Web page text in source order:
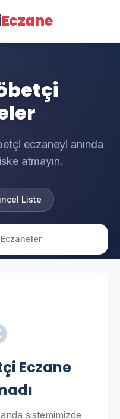
Eczane
eczaneyi anında
atmayın.
Liste
Eczane
sistemimizde